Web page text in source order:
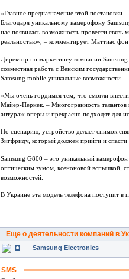
«Главное предназначение этой постановки
Благодаря уникальному камерофону
нас появилась возможность провести
реальностью», – комментирует Маттиас
Директор по маркетингу компании
совместная работа с Венским
Samsung mobile уникальные возможности.
«Мы очень гордимся тем, что смогли
Майер-Пернек. – Многогранность талантов
антураж оперы и прекрасно подходят для
По сценарию, устройство делает снимок
Зигфриду, который должен прийти и спасти
Samsung G800 – это уникальный
оптическим зумом, ксеноновой вспышкой,
возможностей.
В Украине эта модель телефона поступит в
Еще о деятельности компаний в
Samsung Electronics
SMS